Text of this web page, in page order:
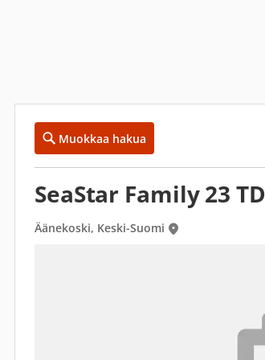
Muokkaa hakua
SeaStar Family 23 TD
Äänekoski, Keski-Suomi